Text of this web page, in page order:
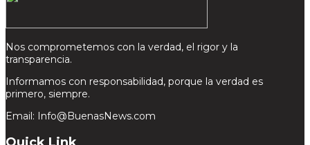
Nos comprometemos con la verdad, el rigor y la
transparencia.
Informamos con responsabilidad, porque la verdad es
primero, siempre.
Email: Info@BuenasNews.com